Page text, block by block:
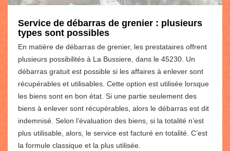
Service de débarras de grenier : plusieurs
types sont possibles
En matière de débarras de grenier, les prestataires offrent
plusieurs possibilités à La Bussiere, dans le 45230. Un
débarras gratuit est possible si les affaires à enlever sont
récupérables et utilisables. Cette option est utilisée lorsque
les biens sont en bon état. Si une partie seulement des
biens à enlever sont récupérables, alors le débarras est dit
indemnisé. Selon l’évaluation des biens, si la totalité n’est
plus utilisable, alors, le service est facturé en totalité. C’est
la formule classique et la plus utilisée.